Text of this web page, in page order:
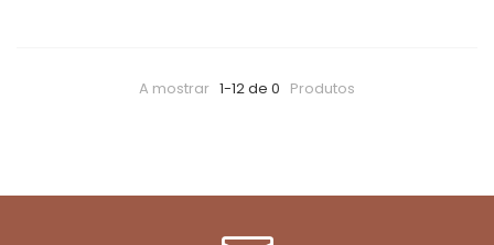
A mostrar 1-12 de 0 Produtos